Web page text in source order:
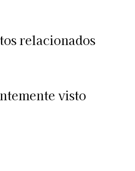
relacionados
visto